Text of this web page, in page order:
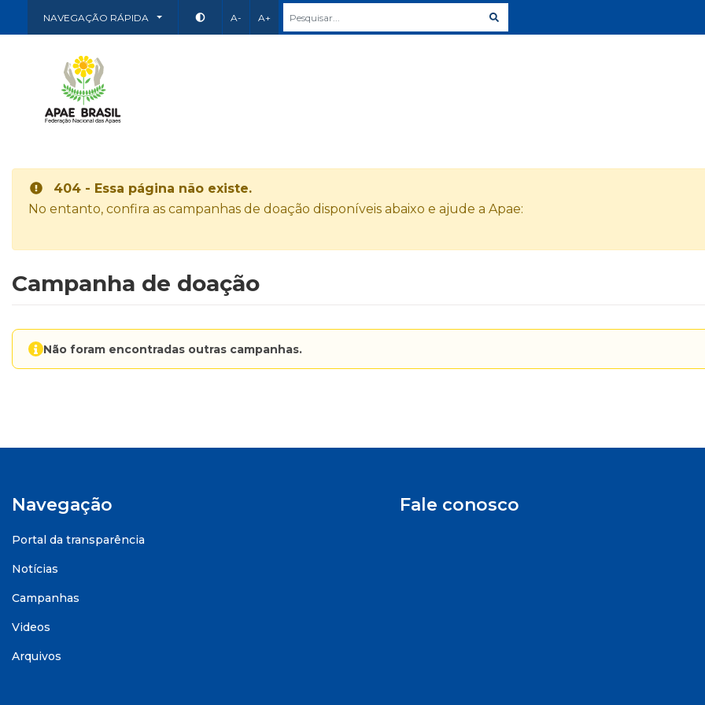
NAVEGAÇÃO RÁPIDA A- A+
404 - Essa página não existe.
No entanto, confira as campanhas de doação disponíveis abaixo e ajude a Apae:
Campanha de doação
Não foram encontradas outras campanhas.
Navegação
Portal da transparência
Notícias
Campanhas
Videos
Arquivos
Fale conosco